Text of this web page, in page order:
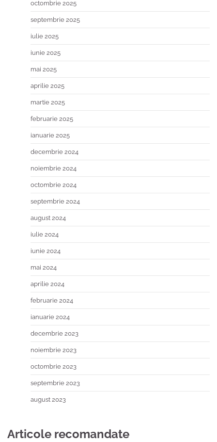
octombrie 2025
septembrie 2025
iulie 2025
iunie 2025
mai 2025
aprilie 2025
martie 2025
februarie 2025
ianuarie 2025
decembrie 2024
noiembrie 2024
octombrie 2024
septembrie 2024
august 2024
iulie 2024
iunie 2024
mai 2024
aprilie 2024
februarie 2024
ianuarie 2024
decembrie 2023
noiembrie 2023
octombrie 2023
septembrie 2023
august 2023
Articole recomandate